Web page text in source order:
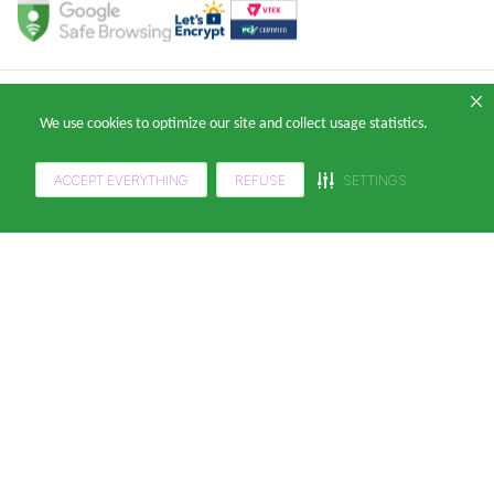
We use cookies to optimize our site and collect usage statistics.
ACCEPT EVERYTHING REFUSE SETTINGS
05.905.802/0001-64 Avenida Brigadeiro Faria Lima, nº 949 - Pinheiros, São